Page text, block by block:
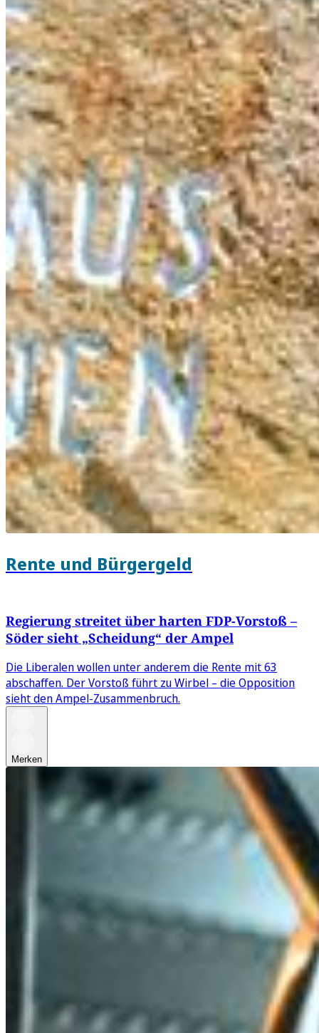
Rente und Bürgergeld
Regierung streitet über harten FDP-Vorstoß –
Söder sieht „Scheidung“ der Ampel
Die Liberalen wollen unter anderem die Rente mit 63
abschaffen. Der Vorstoß führt zu Wirbel – die Opposition
sieht den Ampel-Zusammenbruch.
Merken